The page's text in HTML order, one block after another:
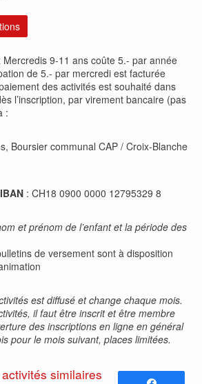
Mercredis 9-11 ans coûte 5.- par année
de 5.- par mercredi est facturée
des activités est souhaité dans
l’inscription, par virement bancaire (pas
:
Boursier communal CAP / Croix-Blanche
IBAN : CH18 0900 0000 12795329 8
et prénom de l’enfant et la période des
de versement sont à disposition
est diffusé et change chaque mois.
il faut être inscrit et être membre
des inscriptions en ligne en général
pour le mois suivant, places limitées.
similaires